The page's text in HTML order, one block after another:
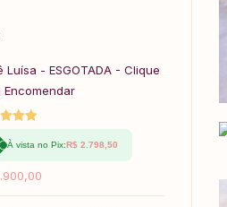
Luísa - ESGOTADA - Clique
Encomendar
5
À vista no Pix:R$ 2.798,50